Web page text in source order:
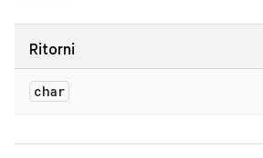
Ritorni
char